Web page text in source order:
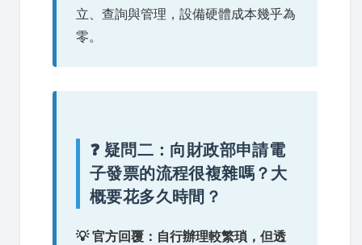
立、查詢與管理，設備硬體成本幾乎為
零。
❓ 疑問二：向財政部申請電
子發票的流程很複雜嗎？大
概要花多久時間？
💡 官方回覆：自行辦理較繁瑣，但透